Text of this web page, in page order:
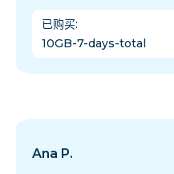
已购买:
10GB-7-days-total
Ana P.